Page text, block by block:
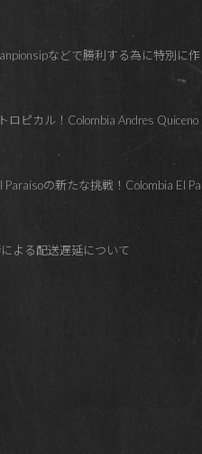
などで勝利する為に特別に作
ピカル！Colombia Andres Quiceno
の新たな挑戦！Colombia El
よる配送遅延について